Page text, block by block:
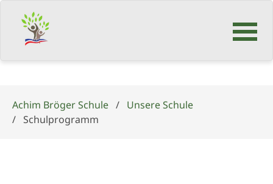
Navigation
Achim Bröger Schule
Unsere Schule
Schulprogramm